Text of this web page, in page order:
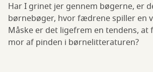
Har I grinet jer gennem bøgerne, er
børnebøger, hvor fædrene spiller en
Måske er det ligefrem en tendens, at
mor af pinden i børnelitteraturen?